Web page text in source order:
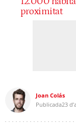
proximitat
Joan Colás
Publicada23